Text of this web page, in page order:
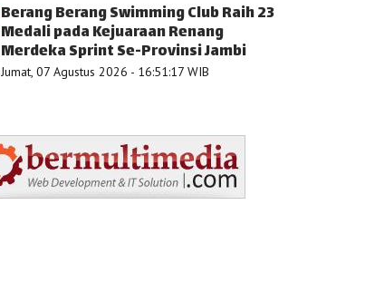
Berang Berang Swimming Club Raih 23
Medali pada Kejuaraan Renang
Merdeka Sprint Se-Provinsi Jambi
Jumat, 07 Agustus 2026 - 16:51:17 WIB